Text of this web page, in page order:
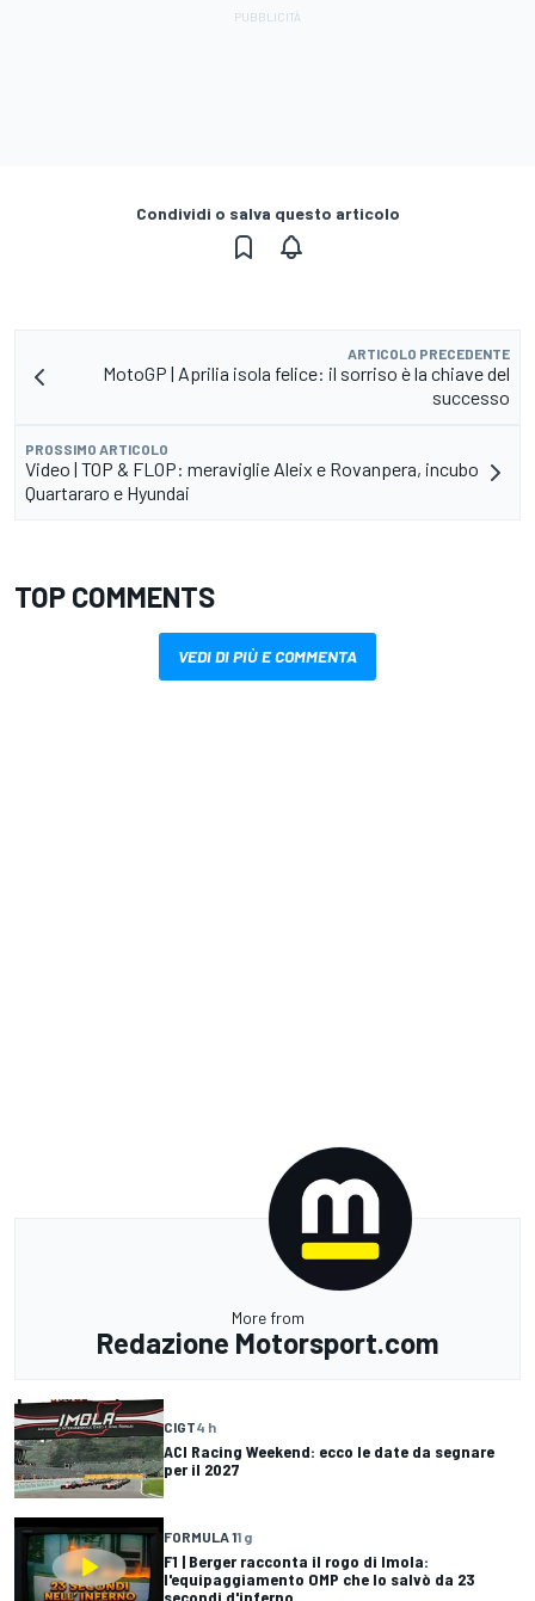
Condividi o salva questo articolo
ARTICOLO PRECEDENTE
MotoGP | Aprilia isola felice: il sorriso è la chiave del
successo
PROSSIMO ARTICOLO
Video | TOP & FLOP: meraviglie Aleix e Rovanpera, incubo
Quartararo e Hyundai
TOP COMMENTS
VEDI DI PIÙ E COMMENTA
More from
Redazione Motorsport.com
CIGT4 h
ACI Racing Weekend: ecco le date da segnare
per il 2027
FORMULA 11 g
F1 | Berger racconta il rogo di Imola:
l'equipaggiamento OMP che lo salvò da 23
secondi d'inferno